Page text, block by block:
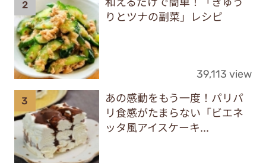
りとツナの副菜」レシピ
39,113 view
あの感動をもう一度！パリパ
リ食感がたまらない「ビエネ
ッタ風アイスケーキ...